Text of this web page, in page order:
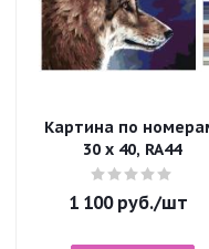
Картина по
30 x 40, RA44
1 100руб./шт